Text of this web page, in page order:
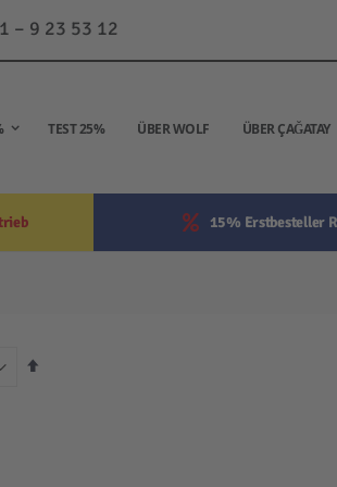
– 9 23 53 12
TEST 25% ÜBER WOLF ÜBER ÇAĞATAY
15% Erstbesteller
In